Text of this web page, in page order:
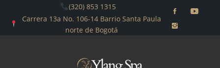
(320) 853 1315
Carrera 13a No. 106-14 Barrio Santa Paula
norte de Bogotá